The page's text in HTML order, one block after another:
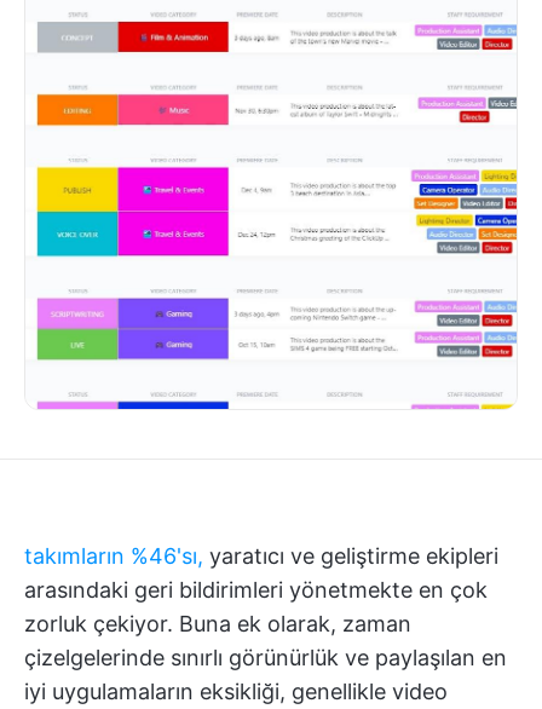
takımların %46'sı, yaratıcı ve geliştirme ekipleri
arasındaki geri bildirimleri yönetmekte en çok
zorluk çekiyor. Buna ek olarak, zaman
çizelgelerinde sınırlı görünürlük ve paylaşılan en
iyi uygulamaların eksikliği, genellikle video